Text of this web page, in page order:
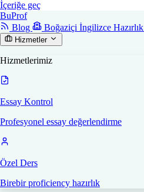
İçeriğe geç
BuProf
Blog
Boğaziçi İngilizce Hazırlık
Hizmetler
Hizmetlerimiz
Essay Kontrol
Profesyonel essay değerlendirme
Özel Ders
Birebir proficiency hazırlık